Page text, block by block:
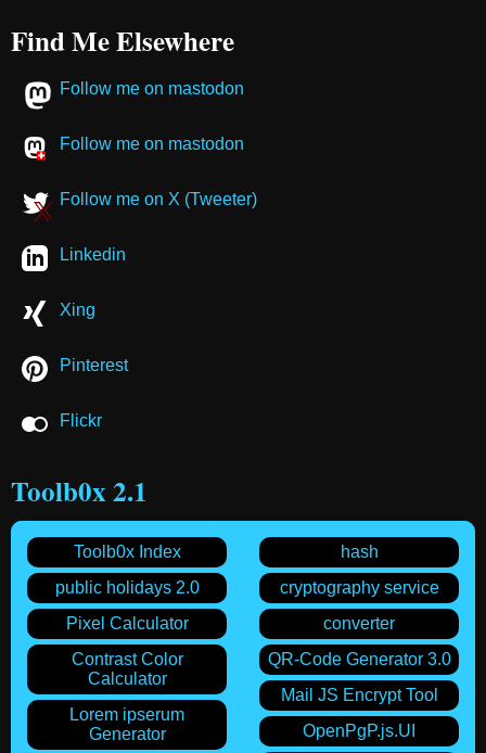
Find Me Elsewhere
Follow me on mastodon
Follow me on mastodon
Follow me on X (Tweeter)
Linkedin
Xing
Pinterest
Flickr
Toolb0x 2.1
hash
cryptography service
converter
QR-Code Generator 3.0
Mail JS Encrypt Tool
OpenPgP.js.UI
Toolb0x Index
public holidays 2.0
Pixel Calculator
Contrast Color
Calculator
Lorem ipserum
Generator